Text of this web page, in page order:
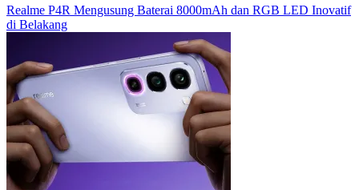
Realme P4R Mengusung Baterai 8000mAh dan RGB LED Inovatif
di Belakang